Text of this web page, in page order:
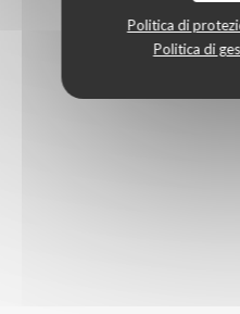
Politica di
Politica di